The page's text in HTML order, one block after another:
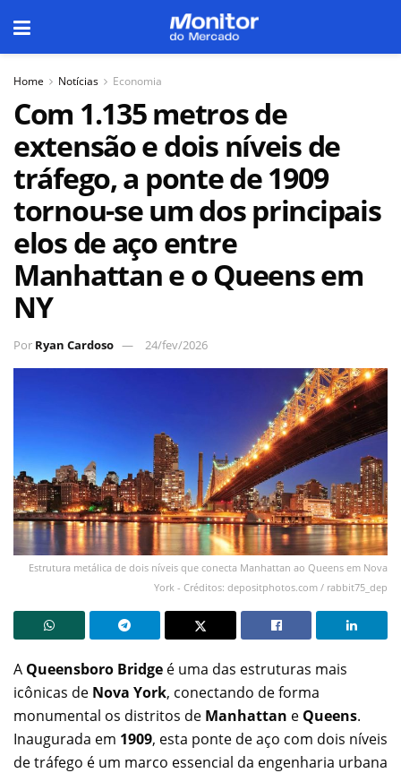
Home Notícias Economia
Com 1.135 metros de
extensão e dois níveis de
tráfego, a ponte de 1909
tornou-se um dos principais
elos de aço entre
Manhattan e o Queens em
NY
Por Ryan Cardoso 24/fev/2026
Estrutura metálica de dois níveis que conecta Manhattan ao Queens em Nova
York - Créditos: depositphotos.com / rabbit75_dep
A Queensboro Bridge é uma das estruturas mais
icônicas de Nova York, conectando de forma
monumental os distritos de Manhattan e Queens.
Inaugurada em 1909, esta ponte de aço com dois níveis
de tráfego é um marco essencial da engenharia urbana